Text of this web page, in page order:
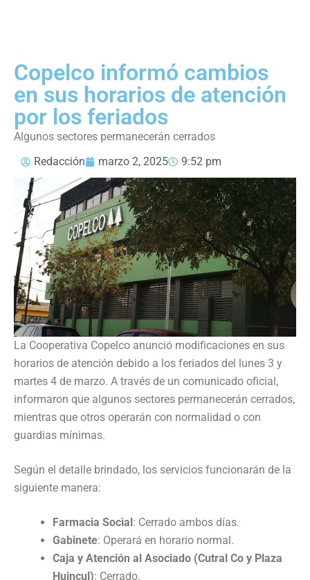
Copelco informó cambios
en sus horarios de atención
por los feriados
Algunos sectores permanecerán cerrados
Redacción
marzo 2, 2025 9:52 pm
La Cooperativa Copelco anunció modificaciones en sus
horarios de atención debido a los feriados del lunes 3 y
martes 4 de marzo. A través de un comunicado oficial,
informaron que algunos sectores permanecerán cerrados,
mientras que otros operarán con normalidad o con
guardias mínimas.
Según el detalle brindado, los servicios funcionarán de la
siguiente manera:
Farmacia Social: Cerrado ambos días.
Gabinete: Operará en horario normal.
Caja y Atención al Asociado (Cutral Co y Plaza
Huincul): Cerrado.